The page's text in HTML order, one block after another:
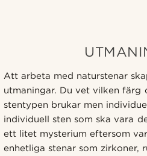
Att arbeta med naturstenar
utmaningar. Du vet vilken färg
stentypen brukar men
individuell sten som ska vara
ett litet mysterium eftersom
enhetliga stenar som zirkoner,